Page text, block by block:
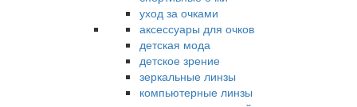
уход за очками
аксессуары для очков
детская мода
детское зрение
зеркальные линзы
компьютерные линзы